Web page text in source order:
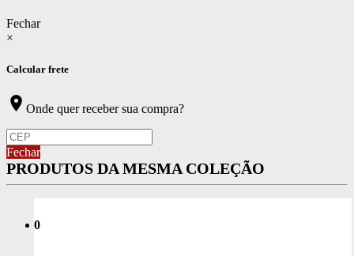
Fechar
×
Calcular frete
location_on Onde quer receber sua compra?
Fechar
PRODUTOS DA MESMA COLEÇÃO
0